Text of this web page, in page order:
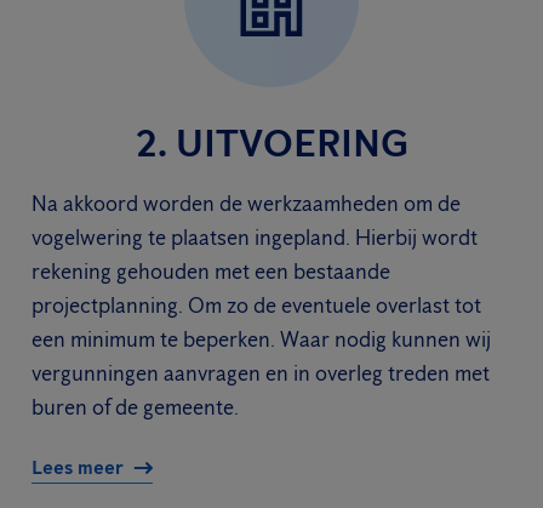
2. UITVOERING
Na akkoord worden de werkzaamheden om de
vogelwering te plaatsen ingepland. Hierbij wordt
rekening gehouden met een bestaande
projectplanning. Om zo de eventuele overlast tot
een minimum te beperken. Waar nodig kunnen wij
vergunningen aanvragen en in overleg treden met
buren of de gemeente.
Lees meer